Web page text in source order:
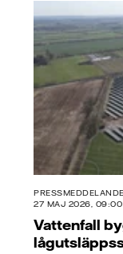
PRESSMEDDELANDE
27 MAJ 2026, 09:00
Vattenfall